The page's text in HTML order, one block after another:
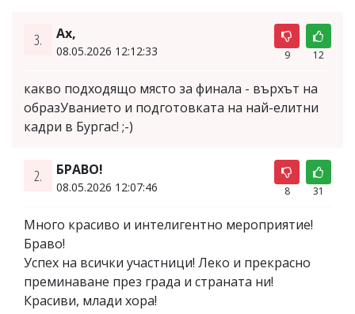
3. Ах,
08.05.2026 12:12:33 9 12
какво подходящо място за финала - върхът на
образУванието и подготовката на най-елитни
кадри в Бургас! ;-)
2. БРАВО!
08.05.2026 12:07:46 8 31
Много красиво и интелигентно мероприятие!
Браво!
Успех на всички участници! Леко и прекрасно
преминаване през града и страната ни!
Красиви, млади хора!